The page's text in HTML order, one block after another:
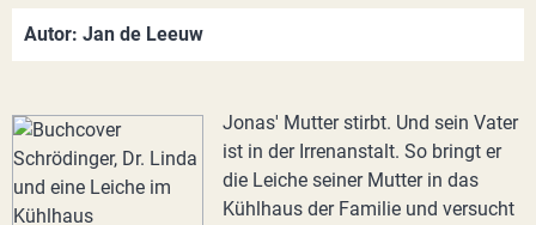
Autor: Jan de Leeuw
Jonas' Mutter stirbt. Und sein Vater
ist in der Irrenanstalt. So bringt er
die Leiche seiner Mutter in das
Kühlhaus der Familie und versucht